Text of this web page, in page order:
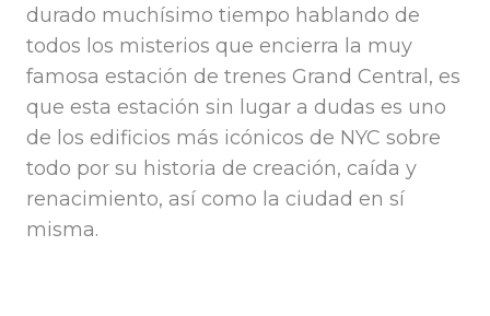
durado muchísimo tiempo hablando de
todos los misterios que encierra la muy
famosa estación de trenes Grand Central, es
que esta estación sin lugar a dudas es uno
de los edificios más icónicos de NYC sobre
todo por su historia de creación, caída y
renacimiento, así como la ciudad en sí
misma.